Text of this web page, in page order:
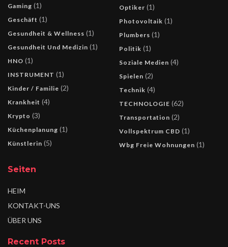
Gaming (1)
Geschäft (1)
Gesundheit & Wellness (1)
Gesundheit Und Medizin (1)
HNO (1)
INSTRUMENT (1)
Kinder / Familie (2)
Krankheit (4)
Krypto (3)
Küchenplanung (1)
Künstlerin (5)
Optiker (1)
Photovoltaik (1)
Plumbers (1)
Politik (1)
Soziale Medien (4)
Spielen (2)
Technik (4)
TECHNOLOGIE (62)
Transportation (2)
Vollspektrum CBD (1)
Wbg Freie Wohnungen (1)
Seiten
HEIM
KONTAKT-UNS
ÜBER UNS
Recent Posts